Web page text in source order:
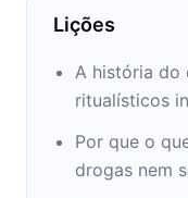
Pollan e a
recebeu um
College em
Columbia
Lições
A história do
ritualísticos
Por que o
drogas nem